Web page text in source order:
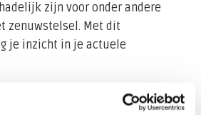
zijn voor onder andere
zenuwstelsel. Met dit
je inzicht in je actuele